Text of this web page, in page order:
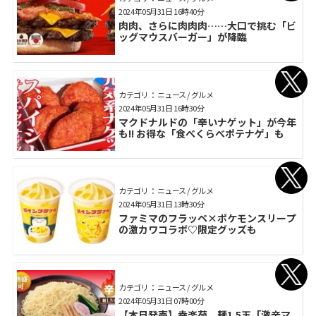
肉肉、さらに肉肉肉……大口で挑む「ビ
ッグマウスバーガー」が降臨
2024年05月31日 16時40分
カテゴリ： ニュース / グルメ
マクドナルドの「辛いナゲット」が今年
も!! お得な「食べくらべポテナゲ」も
2024年05月31日 16時30分
カテゴリ： ニュース / グルメ
ファミマのフラッペ×ポケモンスリープ
の激カワコラボ♡限定グッズも
2024年05月31日 13時30分
カテゴリ： ニュース / グルメ
2024年05月31日 07時00分